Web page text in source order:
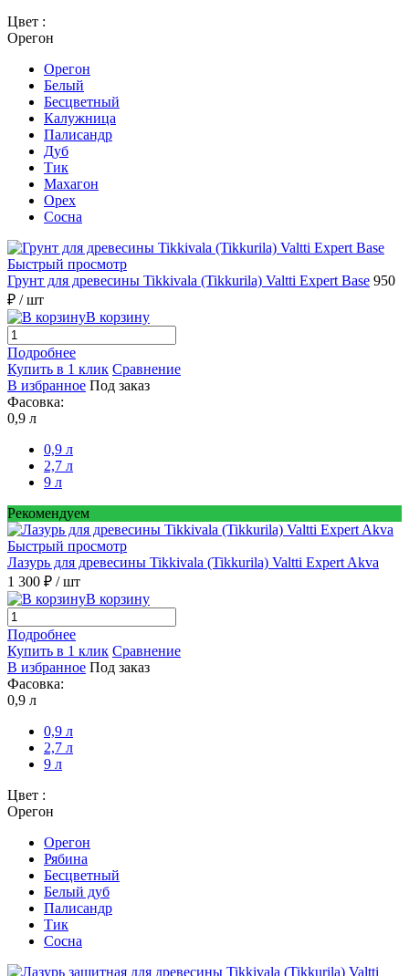
Цвет :
Орегон
Орегон
Белый
Бесцветный
Калужница
Палисандр
Дуб
Тик
Махагон
Орех
Сосна
Быстрый просмотр
Грунт для древесины Tikkivala (Tikkurila) Valtti Expert Base 950
₽ / шт
В корзину
Подробнее
Купить в 1 клик Сравнение
В избранное Под заказ
Фасовка:
0,9 л
0,9 л
2,7 л
9 л
Рекомендуем
Быстрый просмотр
Лазурь для древесины Tikkivala (Tikkurila) Valtti Expert Akva
1 300 ₽ / шт
В корзину
Подробнее
Купить в 1 клик Сравнение
В избранное Под заказ
Фасовка:
0,9 л
0,9 л
2,7 л
9 л
Цвет :
Орегон
Орегон
Рябина
Бесцветный
Белый дуб
Палисандр
Тик
Сосна